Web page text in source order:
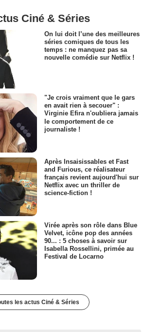
Ciné & Séries
On lui doit l’une des meilleures
séries comiques de tous les
temps : ne manquez pas sa
nouvelle comédie sur Netflix !
"Je crois vraiment que le gars
en avait rien à secouer" :
Virginie Efira n'oubliera jamais
le comportement de ce
journaliste !
Après Insaisissables et Fast
and Furious, ce réalisateur
français revient aujourd'hui sur
Netflix avec un thriller de
science-fiction !
Virée après son rôle dans Blue
Velvet, icône pop des années
90... : 5 choses à savoir sur
Isabella Rossellini, primée au
Festival de Locarno
les actus Ciné & Séries